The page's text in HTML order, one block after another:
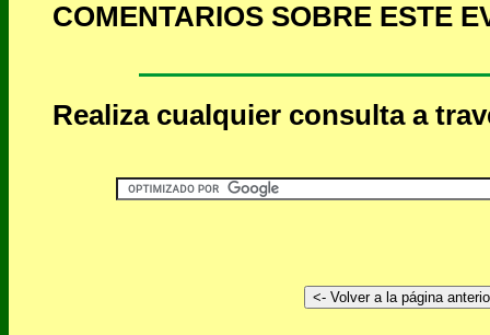
COMENTARIOS SOBRE ESTE
Realiza cualquier consulta a